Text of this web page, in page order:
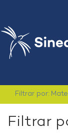
Filtrar por:
Filtrar